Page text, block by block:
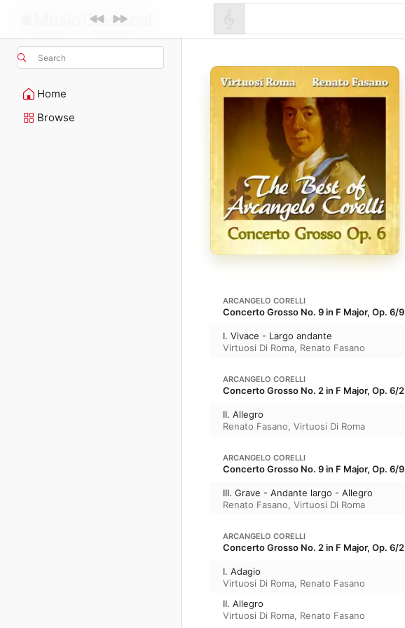
Search
Home
Browse
ARCANGELO CORELLI
Concerto Grosso No. 9 in F Major, Op. 6/9
I. Vivace - Largo andante
Virtuosi Di Roma, Renato Fasano
ARCANGELO CORELLI
Concerto Grosso No. 2 in F Major, Op. 6/2
II. Allegro
Renato Fasano, Virtuosi Di Roma
ARCANGELO CORELLI
Concerto Grosso No. 9 in F Major, Op. 6/9
III. Grave - Andante largo - Allegro
Renato Fasano, Virtuosi Di Roma
ARCANGELO CORELLI
Concerto Grosso No. 2 in F Major, Op. 6/2
I. Adagio
Virtuosi Di Roma, Renato Fasano
II. Allegro
Virtuosi Di Roma, Renato Fasano